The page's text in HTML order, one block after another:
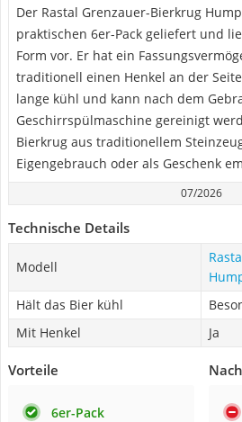
Der Rastal Grenzauer-Bierkrug
praktischen 6er-Pack geliefert und
Form vor. Er hat ein
traditionell einen Henkel an der
lange kühl und kann nach dem
Geschirrspülmaschine gereinigt
Bierkrug aus traditionellem
Eigengebrauch oder als Geschenk
07/2026
Technische Details
Modell
Hält das Bier kühl
Mit Henkel
Ja
Vorteile
6er-Pack